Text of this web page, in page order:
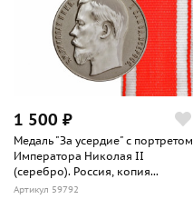
1 500 ₽
Медаль "За усердие" с портретом
Императора Николая II
(серебро). Россия, копия...
Артикул 59792